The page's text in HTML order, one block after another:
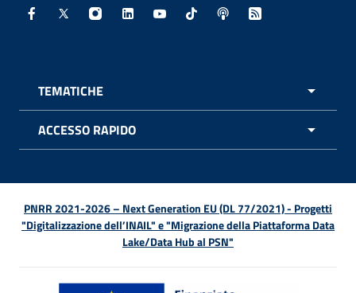
Facebook - Sito esterno - Apertura in nuova finestra
X - Sito esterno - Apertura in nuova finestra
Instagram - Sito esterno - Apertura in
Linkedin - Sito esterno - Apertura in
Youtube - Sito esterno -
TikTok - Sito esterno -
Spreaker - Sito
Feed RSS -
TEMATICHE
ACCESSO RAPIDO
PNRR 2021-2026 – Next Generation EU (DL 77/2021) - Progetti
"Digitalizzazione dell’INAIL" e "Migrazione della Piattaforma Data
Lake/Data Hub al PSN"